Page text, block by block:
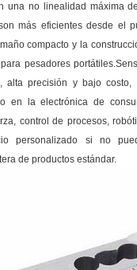
una no linealidad máxima
más eficientes desde el
compacto y la
pesadores
alta precisión y bajo
en la electrónica de
control de procesos,
personalizado si no
de productos estándar.